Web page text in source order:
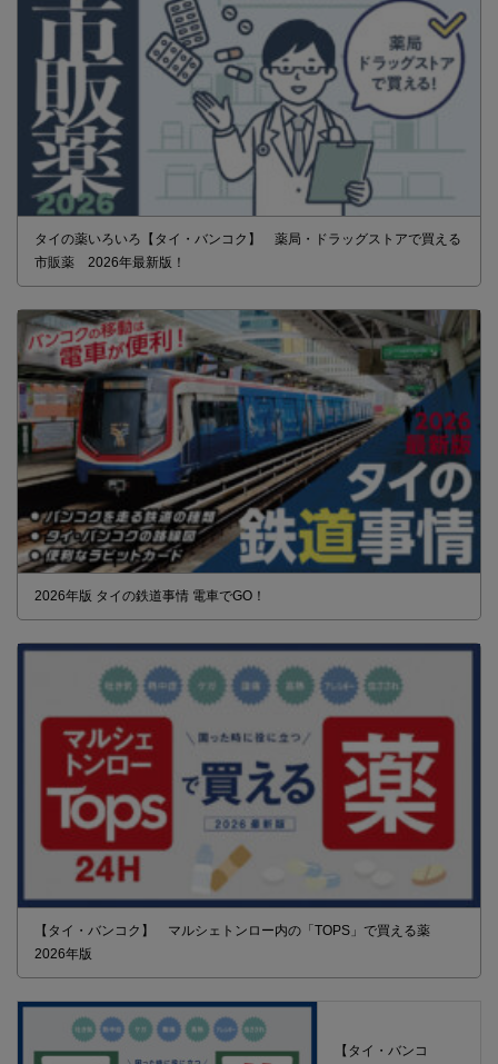
タイの薬いろいろ【タイ・バンコク】 薬局・ドラッグストアで買える
市販薬 2026年最新版！
2026年版 タイの鉄道事情 電車でGO！
【タイ・バンコク】 マルシェトンロー内の「TOPS」で買える薬
2026年版
【タイ・バンコ